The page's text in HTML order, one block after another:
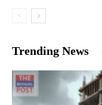
Trending News